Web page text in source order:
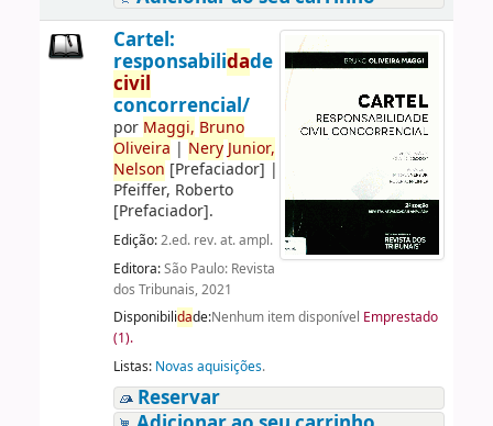
Cartel:
responsabilidade
civil
concorrencial/
por Maggi, Bruno
Oliveira | Nery Junior,
Nelson [Prefaciador] |
Pfeiffer, Roberto
[Prefaciador].
Edição:2.ed. rev. at. ampl.
Editora:São Paulo: Revista
dos Tribunais, 2021
Disponibilidade:Nenhum item disponível Emprestado
(1).
Listas: Novas aquisições.
Reservar